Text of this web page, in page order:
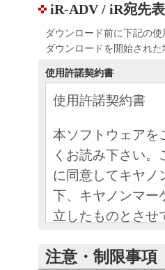
iR-ADV / iR宛先
ダウンロード前に下記の
ダウンロードを開始され
使用許諾契約書
使用許諾契約書
本ソフトウェアを
くお読み下さい
に同意してキヤノ
下、キヤノンマー
立したものとさせ
本ソフトウェ
注意・制限事項